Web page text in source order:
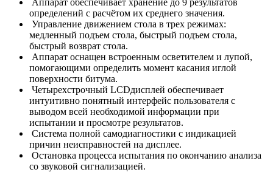
определений с расчётом их среднего значения.
Управление движением стола в трех режимах:
медленный подъем стола, быстрый подъем стола,
быстрый возврат стола.
Аппарат оснащен встроенным осветителем и лупой,
помогающими определить момент касания иглой
поверхности битума.
Четырехстрочный LCDдисплей обеспечивает
интуитивно понятный интерфейс пользователя с
выводом всей необходимой информации при
испытании и просмотре результатов.
Система полной самодиагностики с индикацией
причин неисправностей на дисплее.
Остановка процесса испытания по окончанию анализа
со звуковой сигнализацией.